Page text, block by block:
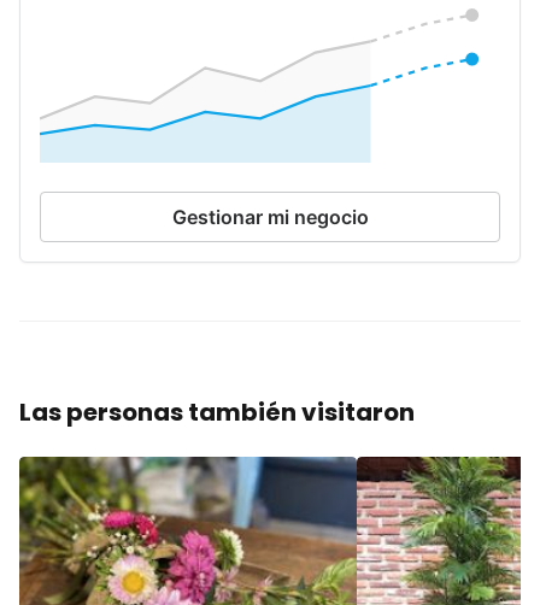
Gestionar mi negocio
Las personas también visitaron